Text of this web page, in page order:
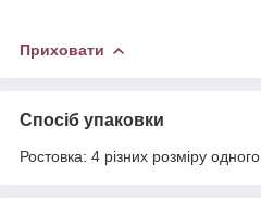
Приховати
Спосіб упаковки
Ростовка: 4 різних розміру